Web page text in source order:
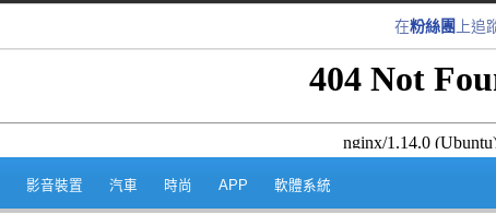
在粉絲團 上追
跳至內容區
影音裝置 汽車 時尚 APP 軟體系統